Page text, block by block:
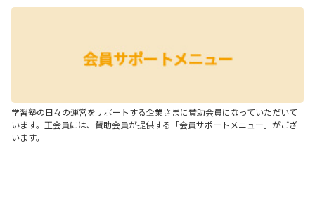
学習塾の日々の運営をサポートする企業さまに賛助会員になっていただいて
います。正会員には、賛助会員が提供する「会員サポートメニュー」がござ
います。